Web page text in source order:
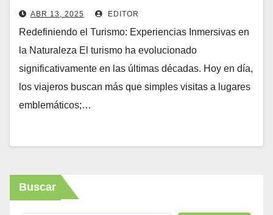
naturaleza (turismo
ABR 13, 2025 EDITOR
Redefiniendo el Turismo: Experiencias Inmersivas en
la Naturaleza El turismo ha evolucionado
significativamente en las últimas décadas. Hoy en día,
los viajeros buscan más que simples visitas a lugares
emblemáticos;…
Buscar